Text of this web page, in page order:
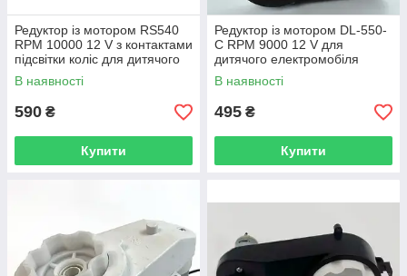
Редуктор із мотором RS540
RPM 10000 12 V з контактами
підсвітки коліс для дитячого
електромобіля
В наявності
590 ₴
Купити
Редуктор із мотором DL-550-
C RPM 9000 12 V для
дитячого електромобіля
В наявності
495 ₴
Купити